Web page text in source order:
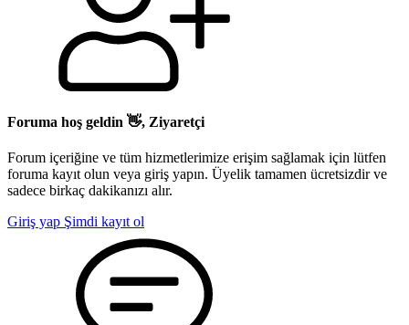
Foruma hoş geldin 👋, Ziyaretçi
Forum içeriğine ve tüm hizmetlerimize erişim sağlamak için lütfen
foruma kayıt olun veya giriş yapın. Üyelik tamamen ücretsizdir ve
sadece birkaç dakikanızı alır.
Giriş yap Şimdi kayıt ol